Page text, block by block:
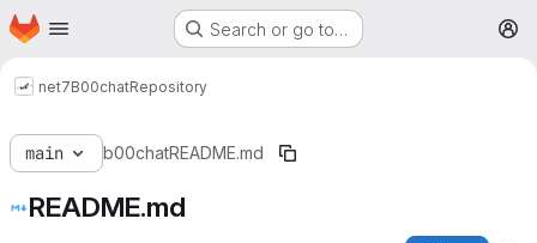
Skip to main content
Homepage Search or go to…
net7B00chatRepository
main b00chatREADME.md
README.md